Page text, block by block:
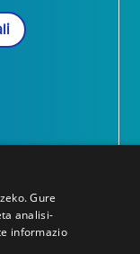
Gure
analisi-
informazio